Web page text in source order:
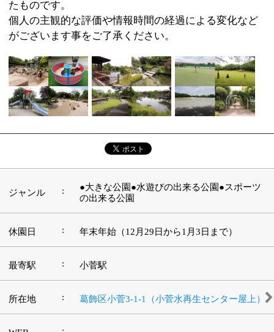
WEB :
開園時間 :
■第一水曜日：午前8時30分から午後5時まで
分から午後6時30分まで
■第一水曜日以外（10月から3月）：午前7時
30分から午後5時まで
駐車場 : 28台
江東区時間 墨田区時間
©